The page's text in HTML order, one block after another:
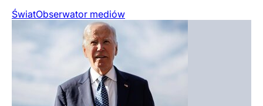
ŚwiatObserwator mediów